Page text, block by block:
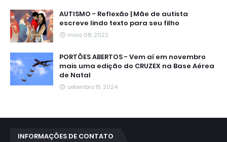
AUTISMO - Reflexão | Mãe de autista
escreve lindo texto para seu filho
maio 08, 2022
PORTÕES ABERTOS - Vem aí em novembro
mais uma edição do CRUZEX na Base Aérea
de Natal
setembro 15, 2024
INFORMAÇÕES DE CONTATO